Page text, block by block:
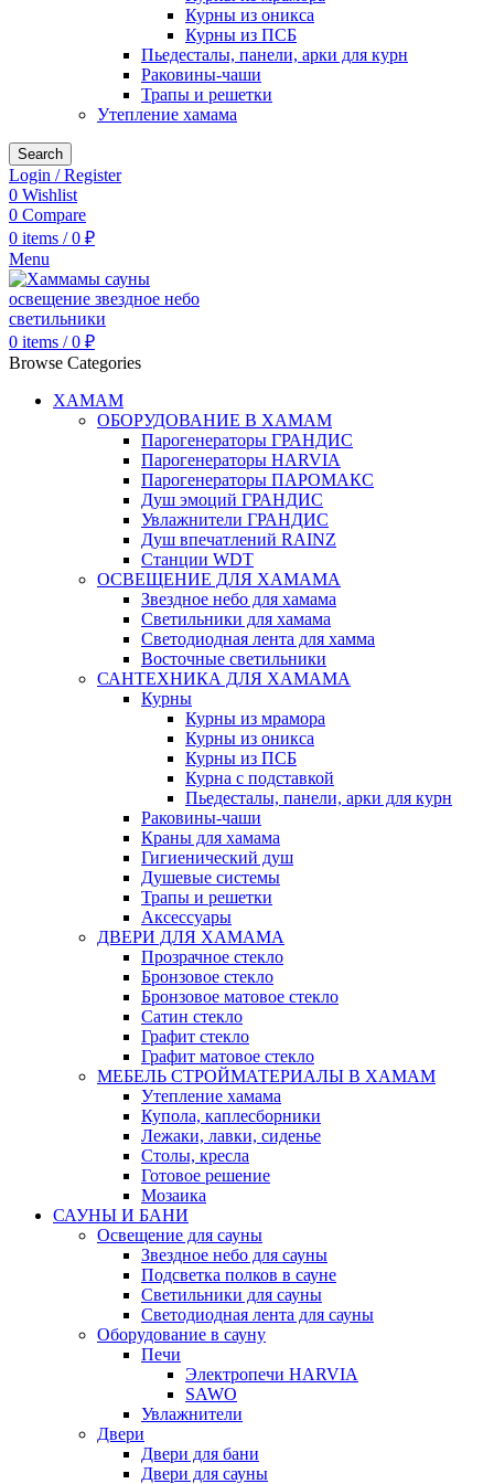
Курны из оникса
Курны из ПСБ
Пьедесталы, панели, арки для курн
Раковины-чаши
Трапы и решетки
Утепление хамама
Search
Login / Register
0 Wishlist
0 Compare
0 items / 0 ₽
Menu
0 items / 0 ₽
Browse Categories
ХАМАМ
ОБОРУДОВАНИЕ В ХАМАМ
Парогенераторы ГРАНДИС
Парогенераторы HARVIA
Парогенераторы ПАРОМАКС
Душ эмоций ГРАНДИС
Увлажнители ГРАНДИС
Душ впечатлений RAINZ
Станции WDT
ОСВЕЩЕНИЕ ДЛЯ ХАМАМА
Звездное небо для хамама
Светильники для хамама
Светодиодная лента для хамма
Восточные светильники
САНТЕХНИКА ДЛЯ ХАМАМА
Курны
Курны из мрамора
Курны из оникса
Курны из ПСБ
Курна с подставкой
Пьедесталы, панели, арки для курн
Раковины-чаши
Краны для хамама
Гигиенический душ
Душевые системы
Трапы и решетки
Аксессуары
ДВЕРИ ДЛЯ ХАМАМА
Прозрачное стекло
Бронзовое стекло
Бронзовое матовое стекло
Сатин стекло
Графит стекло
Графит матовое стекло
МЕБЕЛЬ СТРОЙМАТЕРИАЛЫ В ХАМАМ
Утепление хамама
Купола, каплесборники
Лежаки, лавки, сиденье
Столы, кресла
Готовое решение
Мозаика
САУНЫ И БАНИ
Освещение для сауны
Звездное небо для сауны
Подсветка полков в сауне
Светильники для сауны
Светодиодная лента для сауны
Оборудование в сауну
Печи
Электропечи HARVIA
SAWO
Увлажнители
Двери
Двери для бани
Двери для сауны